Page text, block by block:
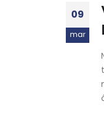
09
mar